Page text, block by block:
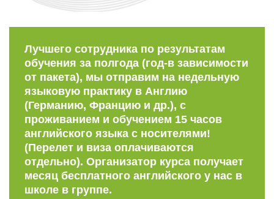
Лучшего сотрудника по результатам
обучения за полгода (год-в зависимости
от пакета), мы отправим на недельную
языковую практику в Англию
(Германию, Францию и др.), с
проживанием и обучением 15 часов
английского языка с носителями!
(Перелет и виза оплачиваются
отдельно). Организатор курса получает
месяц бесплатного английского у нас в
школе в группе.